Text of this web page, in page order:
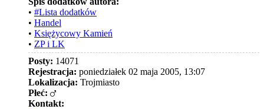
• #Lista dodatków
• Handel
• Księżycowy Kamień
• ZP i LK
Posty: 14071
Rejestracja: poniedziałek 02 maja 2005, 13:07
Lokalizacja: Trojmiasto
Płeć:
Kontakt: